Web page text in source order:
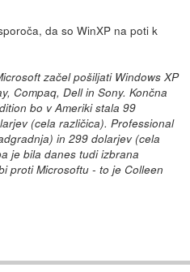
da so WinXP na poti k
začel pošiljati Windows XP
Compaq, Dell in Sony. Končna
bo v Ameriki stala 99
(cela različica). Professional
in 299 dolarjev (cela
je bila danes tudi izbrana
proti Microsoftu - to je Colleen